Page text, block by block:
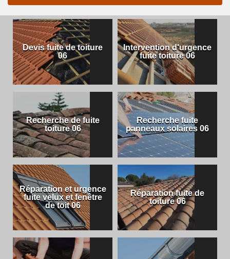
Devis fuite de toiture
06
Intervention d'urgence
fuite toiture 06
Recherche de fuite
toiture 06
Recherche fuite
panneaux solaires 06
Réparation et urgence
fuite velux et fenêtre
de toit 06
Réparation fuite de
toiture 06